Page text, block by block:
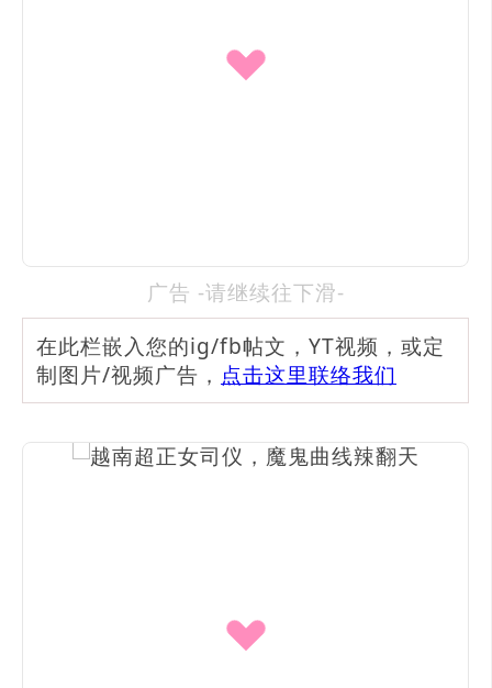
广告 -请继续往下滑-
在此栏嵌入您的ig/fb帖文，YT视频，或定
制图片/视频广告， 点击这里联络我们